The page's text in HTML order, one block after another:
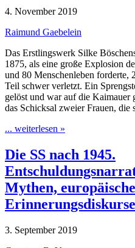
4. November 2019
Raimund Gaebelein
Das Erstlingswerk Silke
1875, als eine große Explosion
und 80 Menschenleben forderte,
Teil schwer verletzt. Ein
gelöst und war auf die Kaimauer
das Schicksal zweier Frauen,
... weiterlesen »
Die SS nach 1945.
Mythen, europäische
Erinnerungsdiskurse
3. September 2019